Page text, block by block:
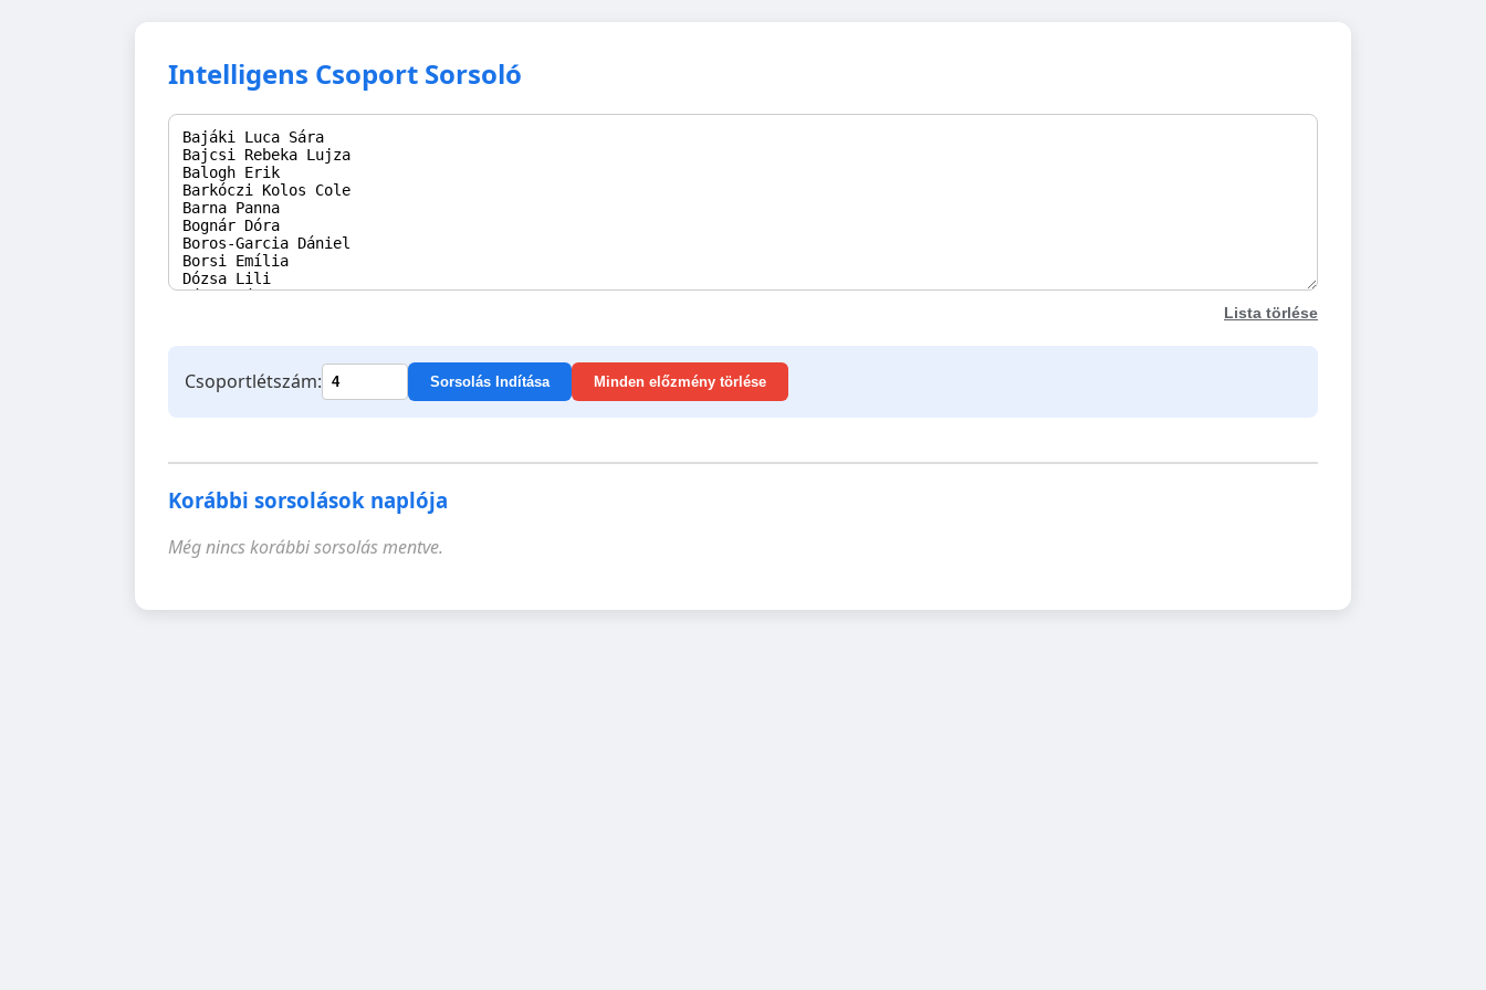
Intelligens Csoport Sorsoló
Lista törlése
Csoportlétszám: Sorsolás Indítása Minden előzmény törlése
Korábbi sorsolások naplója
Még nincs korábbi sorsolás mentve.